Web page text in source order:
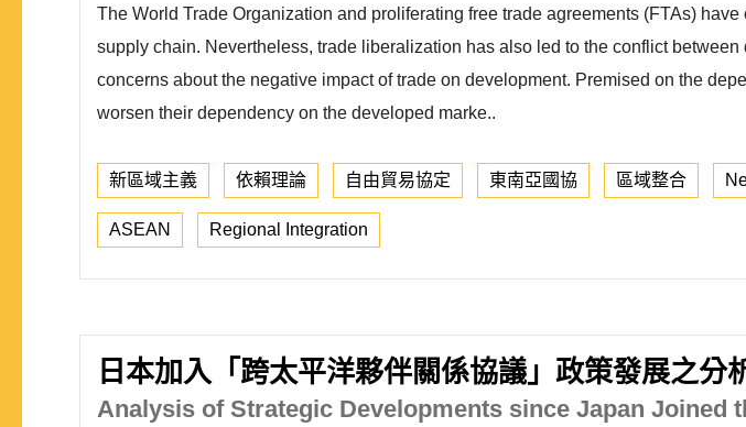
The World Trade Organization and proliferating free trade agreements (FTAs)
supply chain. Nevertheless, trade liberalization has also led to the conflict
concerns about the negative impact of trade on development. Premised on the
worsen their dependency on the developed marke..
新區域主義 依賴理論 自由貿易協定 東南亞國協 區域整合
ASEAN Regional Integration
日本加入「跨太平洋夥伴關係協議」政策發展之分
Analysis of Strategic Developments since Japan Joined